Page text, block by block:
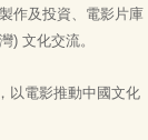
作及投資、電影片庫
) 文化交流。
以電影推動中國文化